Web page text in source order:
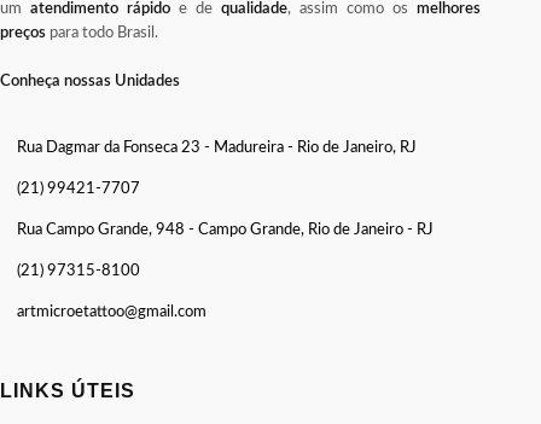
um atendimento rápido e de qualidade, assim como os melhores
preços para todo Brasil.
Conheça nossas Unidades
Rua Dagmar da Fonseca 23 - Madureira - Rio de Janeiro, RJ
(21) 99421-7707
Rua Campo Grande, 948 - Campo Grande, Rio de Janeiro - RJ
(21) 97315-8100
artmicroetattoo@gmail.com
LINKS ÚTEIS